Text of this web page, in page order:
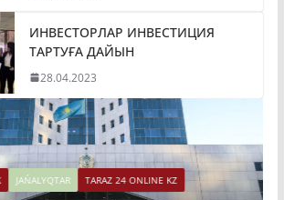
ИНВЕСТОРЛАР ИНВЕСТИЦИЯ
ТАРТУҒА ДАЙЫН
28.04.2023
JAŃALYQTAR TARAZ 24 ONLINE KZ